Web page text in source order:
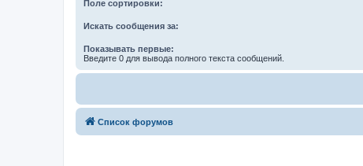
Поле сортировки:
Искать сообщения за:
Показывать первые:
Введите 0 для вывода полного текста сообщений.
Список форумов